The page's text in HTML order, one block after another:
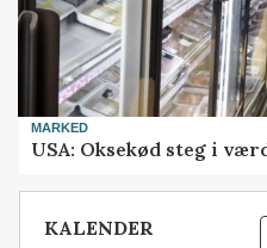
MARKED
USA: Oksekød steg i
KALENDER